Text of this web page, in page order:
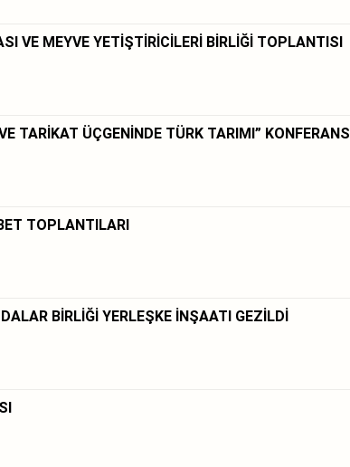
VE MEYVE YETİŞTİRİCİLERİ BİRLİĞİ TOPLANTISI
TARİKAT ÜÇGENİNDE TÜRK TARIMI” KONFERANSI
TOPLANTILARI
BİRLİĞİ YERLEŞKE İNŞAATI GEZİLDİ